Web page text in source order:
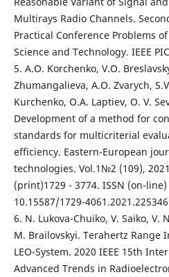
Multirays Radio Channels.
Practical Conference Problems
Science and Technology. IEEE
5. A.O. Korchenko, V.O.
Zhumangalieva, A.O. Zvarych,
Kurchenko, O.A. Laptiev, O. V.
Development of a method for
standards for multicriterial
efficiency. Eastern-European
technologies. Vol.1№2 (109),
(print)1729 - 3774. ISSN (on-line)
10.15587/1729-4061.2021.225346
6. N. Lukova-Chuiko, V. Saiko, V.
M. Brailovskyi. Terahertz Range
LEO-System. 2020 IEEE 15th
Advanced Trends in